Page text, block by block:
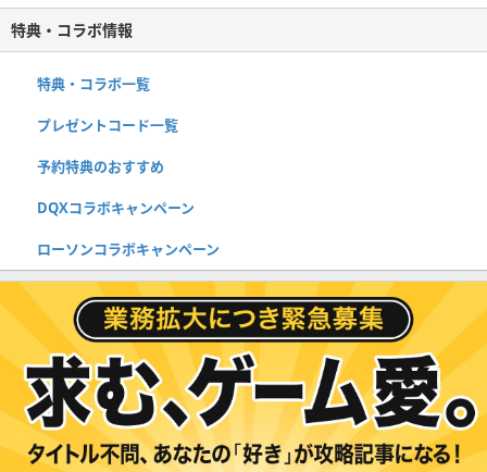
特典・コラボ情報
特典・コラボ一覧
プレゼントコード一覧
予約特典のおすすめ
DQXコラボキャンペーン
ローソンコラボキャンペーン